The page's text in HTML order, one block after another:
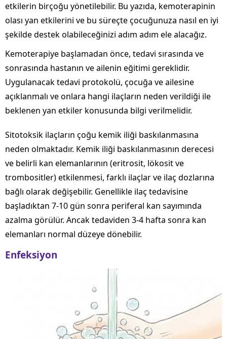
etkilerin birçoğu yönetilebilir. Bu yazıda, kemoterapinin
olası yan etkilerini ve bu süreçte çocuğunuza nasıl en iyi
şekilde destek olabileceğinizi adım adım ele alacağız.
Kemoterapiye başlamadan önce, tedavi sırasında ve
sonrasında hastanın ve ailenin eğitimi gereklidir.
Uygulanacak tedavi protokolü, çocuğa ve ailesine
açıklanmalı ve onlara hangi ilaçların neden verildiği ile
beklenen yan etkiler konusunda bilgi verilmelidir.
Sitotoksik ilaçların çoğu kemik iliği baskılanmasına
neden olmaktadır. Kemik iliği baskılanmasının derecesi
ve belirli kan elemanlarının (eritrosit, lökosit ve
trombositler) etkilenmesi, farklı ilaçlar ve ilaç dozlarına
bağlı olarak değişebilir. Genellikle ilaç tedavisine
başladıktan 7-10 gün sonra periferal kan sayımında
azalma görülür. Ancak tedaviden 3-4 hafta sonra kan
elemanları normal düzeye dönebilir.
Enfeksiyon